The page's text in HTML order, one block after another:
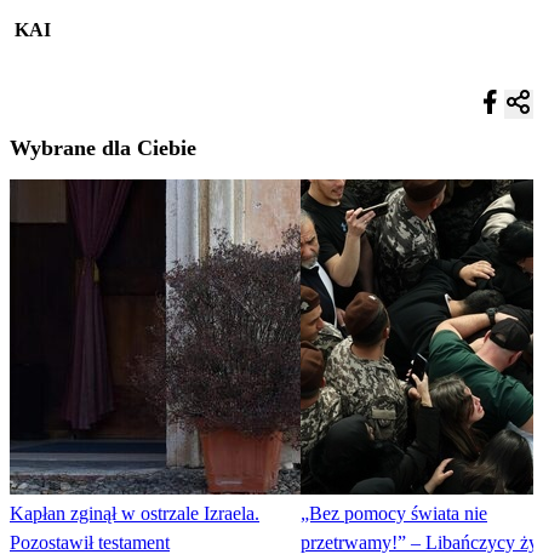
KAI
Wybrane dla Ciebie
Kapłan zginął w ostrzale Izraela.
Pozostawił testament
„Bez pomocy świata nie
przetrwamy!” – Libańczycy